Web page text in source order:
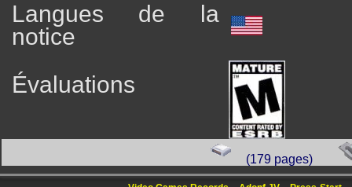
Langues de la
notice
Évaluations
(179 pages)